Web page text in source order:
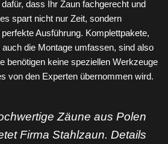
dass Ihr Zaun fachgerecht und
spart nicht nur Zeit, sondern
Ausführung. Komplettpakete,
die Montage umfassen, sind also
benötigen keine speziellen Werkzeuge
von den Experten übernommen wird.
Zäune aus Polen
Firma Stahlzaun. Details